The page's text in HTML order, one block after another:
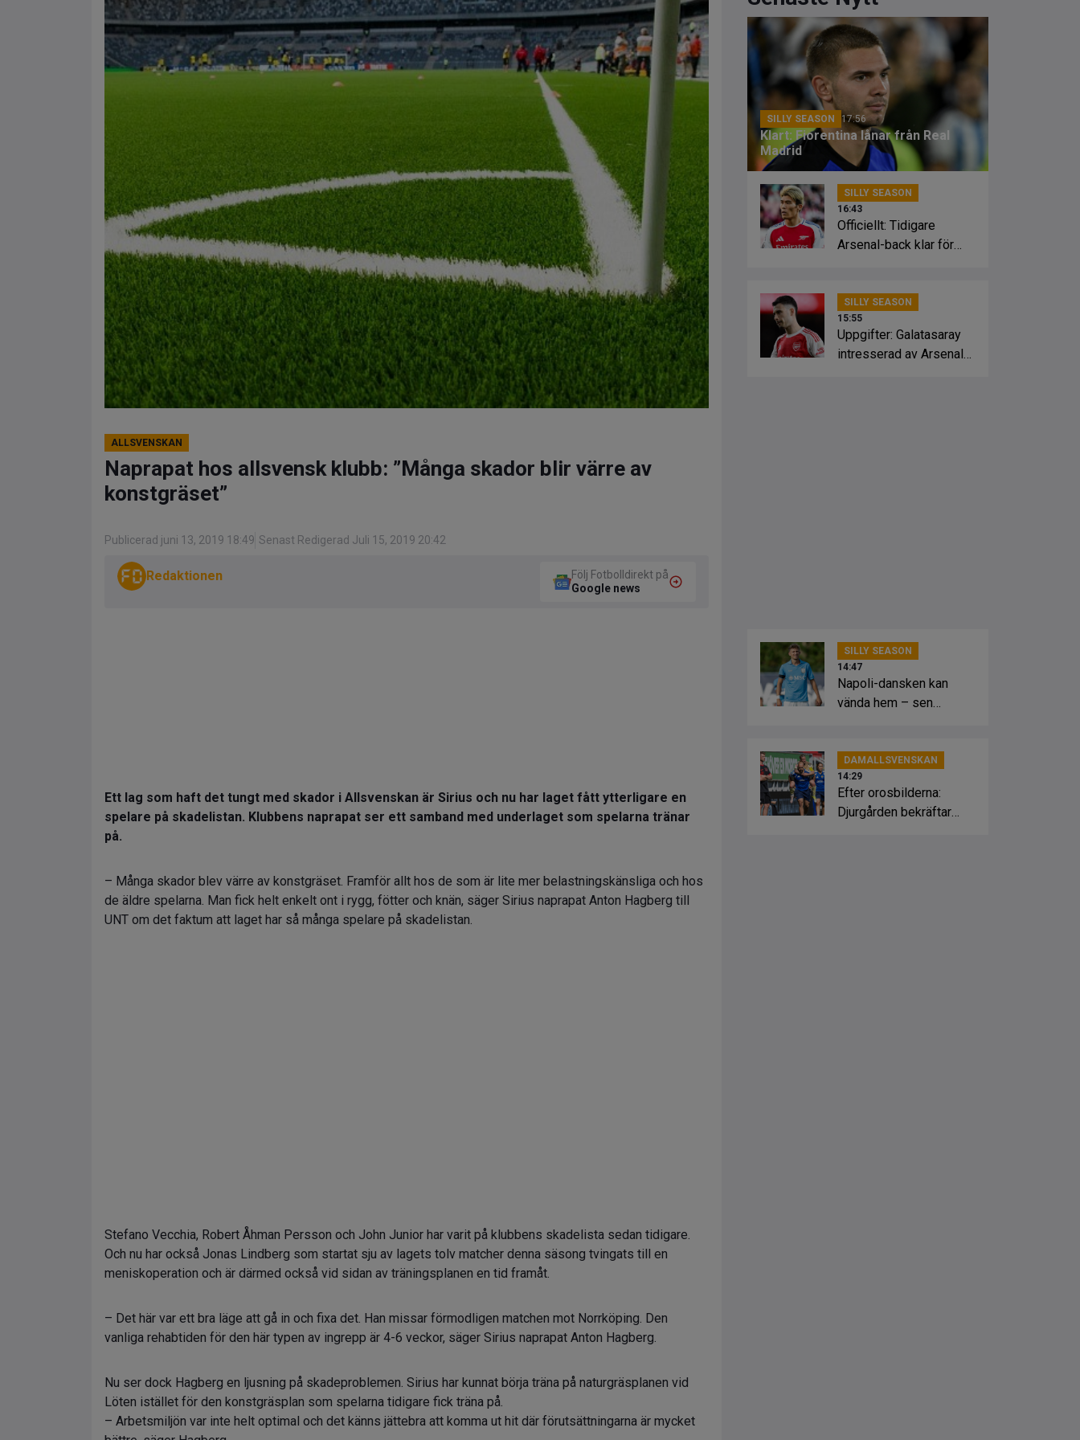
ALLSVENSKAN
Naprapat hos allsvensk klubb: ”Många skador blir värre av
konstgräset”
Publicerad juni 13, 2019 18:49 Senast Redigerad Juli 15, 2019 20:42
Redaktionen
Följ Fotbolldirekt på
Google news
Ett lag som haft det tungt med skador i Allsvenskan är Sirius och nu har laget fått ytterligare en
spelare på skadelistan. Klubbens naprapat ser ett samband med underlaget som spelarna tränar
på.
– Många skador blev värre av konstgräset. Framför allt hos de som är lite mer belastningskänsliga och hos
de äldre spelarna. Man fick helt enkelt ont i rygg, fötter och knän, säger Sirius naprapat Anton Hagberg till
UNT om det faktum att laget har så många spelare på skadelistan.
Stefano Vecchia, Robert Åhman Persson och John Junior har varit på klubbens skadelista sedan tidigare.
Och nu har också Jonas Lindberg som startat sju av lagets tolv matcher denna säsong tvingats till en
meniskoperation och är därmed också vid sidan av träningsplanen en tid framåt.
– Det här var ett bra läge att gå in och fixa det. Han missar förmodligen matchen mot Norrköping. Den
vanliga rehabtiden för den här typen av ingrepp är 4-6 veckor, säger Sirius naprapat Anton Hagberg.
Nu ser dock Hagberg en ljusning på skadeproblemen. Sirius har kunnat börja träna på naturgräsplanen vid
Löten istället för den konstgräsplan som spelarna tidigare fick träna på.
– Arbetsmiljön var inte helt optimal och det känns jättebra att komma ut hit där förutsättningarna är mycket
SILLY SEASON 17:56
Klart: Fiorentina lånar från Real
Madrid
SILLY SEASON
16:43
Officiellt: Tidigare
Arsenal-back klar för
SILLY SEASON
15:55
Uppgifter: Galatasaray
intresserad av Arsenal-
SILLY SEASON
14:47
Napoli-dansken kan
vända hem – sen
DAMALLSVENSKAN
14:29
Efter orosbilderna:
Djurgården bekräftar